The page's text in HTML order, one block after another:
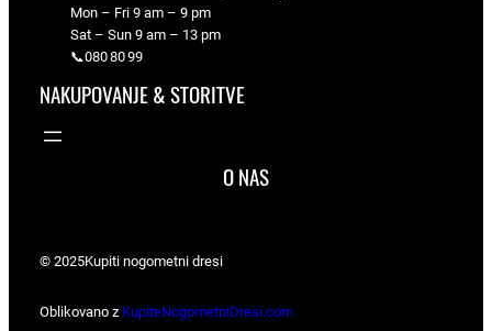
Mon – Fri 9 am – 9 pm
Sat – Sun 9 am – 13 pm
📞080 80 99
NAKUPOVANJE & STORITVE
O NAS
© 2025Kupiti nogometni dresi
Oblikovano z KupiteNogometniDresi.com